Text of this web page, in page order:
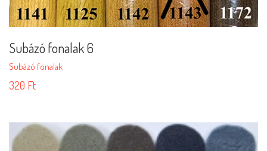
Subázó fonalak 6
Subázó fonalak
320 Ft